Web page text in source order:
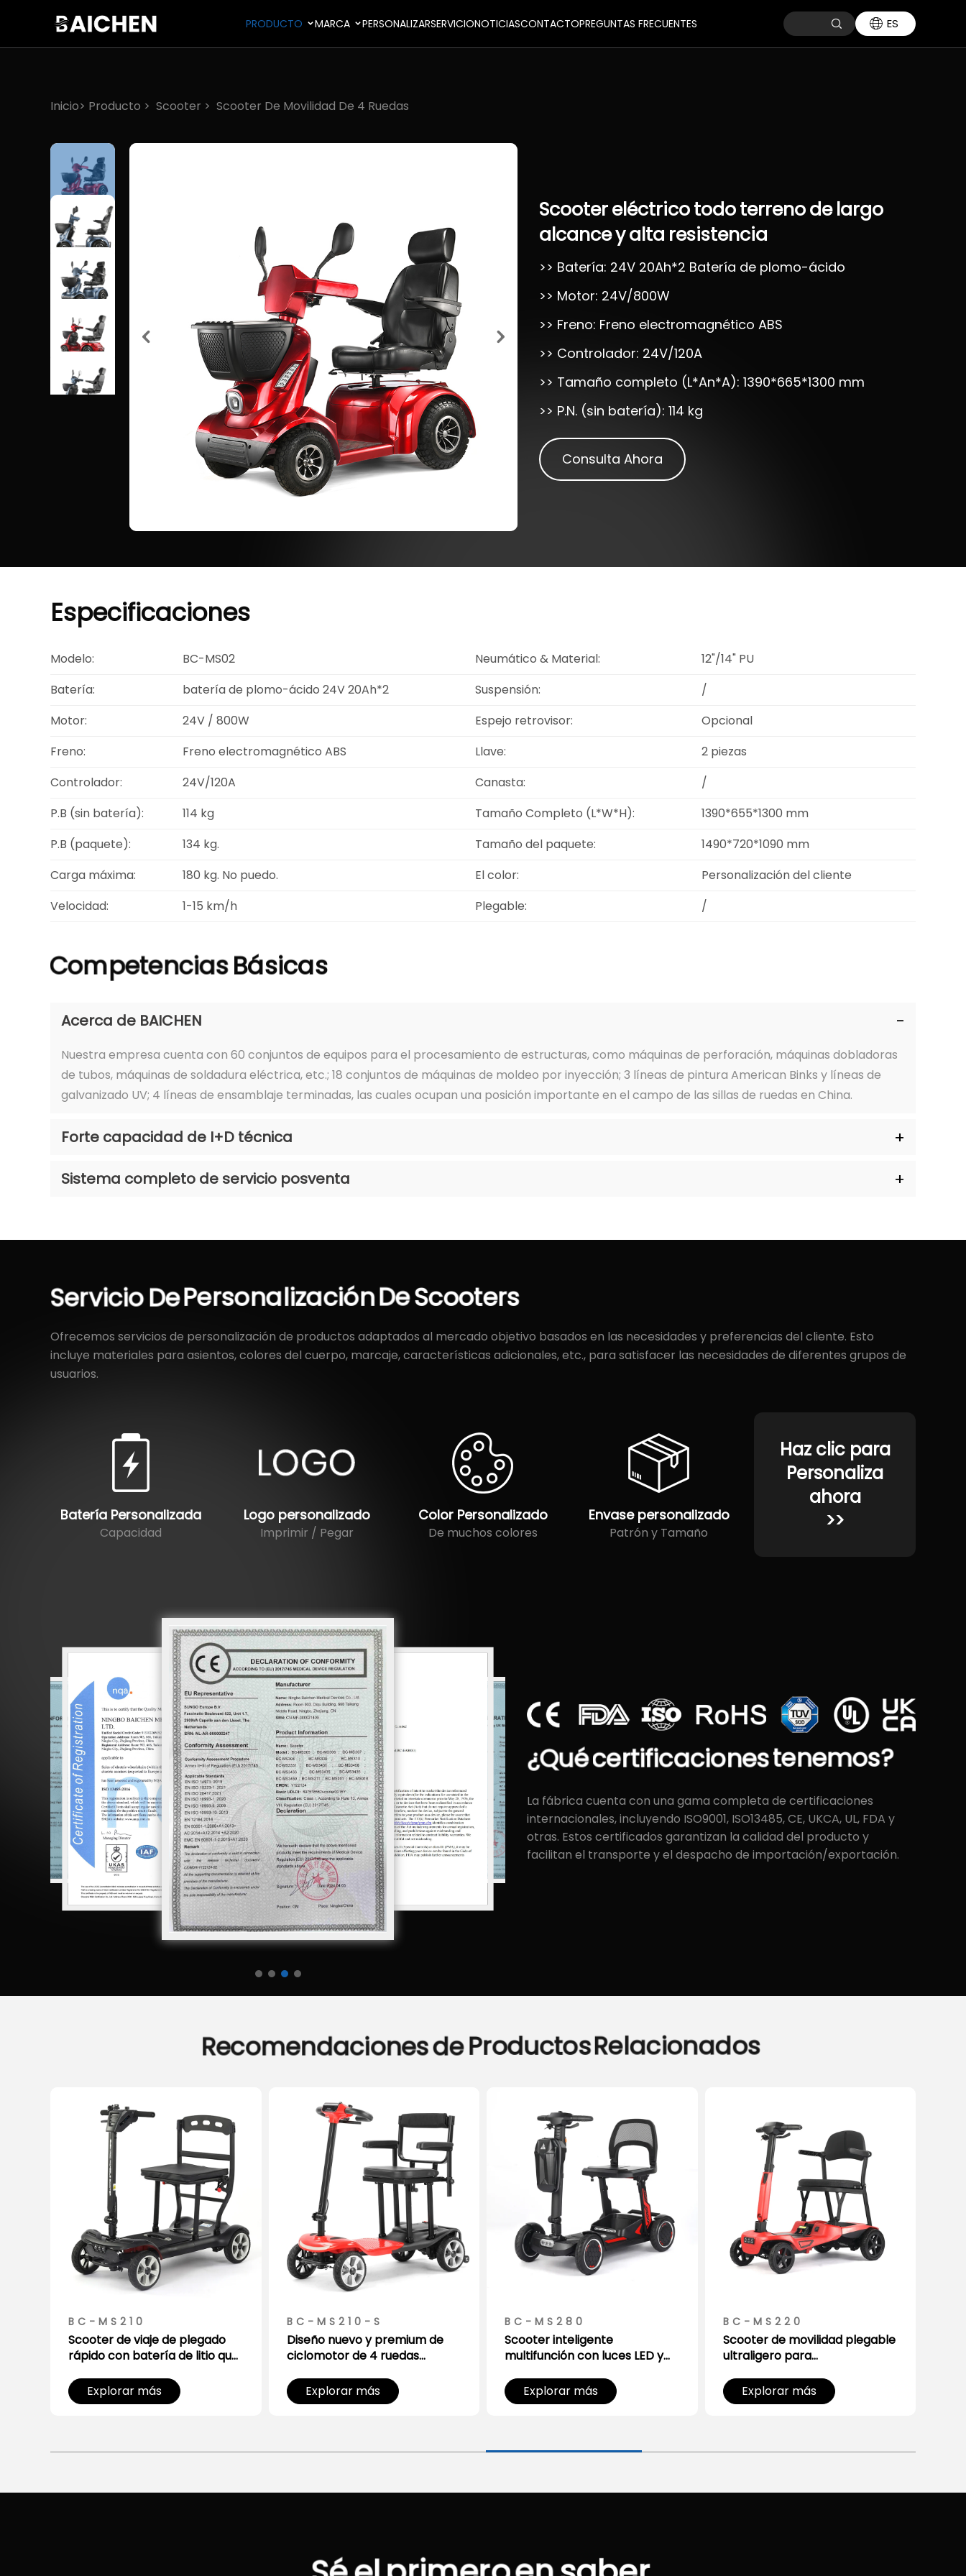
PRODUCTO MARCA PERSONALIZARSERVICIONOTICIASCONTACTOPREGUNTAS FRECUENTES ES
Inicio> Producto > Scooter > Scooter De Movilidad De 4 Ruedas
Scootereléctricotodoterrenodelargo
alcanceyalta resistencia
>> Batería: 24V 20Ah*2 Batería de plomo-ácido
>> Motor: 24V/800W
>> Freno: Freno electromagnético ABS
>> Controlador: 24V/120A
>> Tamaño completo (L*An*A): 1390*665*1300 mm
>> P.N. (sin batería): 114 kg
Consulta Ahora
Especificaciones
Modelo: BC-MS02 Neumático & Material:
12"/14" PU
Batería:
batería de plomo-ácido 24V 20Ah*2 Suspensión:
/
Motor:
24V / 800W Espejo retrovisor:
Opcional
Freno:
Freno electromagnético ABS Llave:
2 piezas
Controlador:
24V/120A Canasta:
/
P.B (sin batería):
114 kg Tamaño Completo (L*W*H):
1390*655*1300 mm
P.B (paquete):
134 kg. Tamaño del paquete:
1490*720*1090 mm
Carga máxima:
180 kg. No puedo. El color:
Personalización del cliente
Velocidad:
1-15 km/h Plegable: /
CompetenciasBásicas
Acerca de BAICHEN
Nuestra empresa cuenta con 60 conjuntos de equipos para el procesamiento de estructuras, como máquinas de perforación, máquinas dobladoras
de tubos, máquinas de soldadura eléctrica, etc.; 18 conjuntos de máquinas de moldeo por inyección; 3 líneas de pintura American Binks y líneas de
galvanizado UV; 4 líneas de ensamblaje terminadas, las cuales ocupan una posición importante en el campo de las sillas de ruedas en China.
Forte capacidad de I+D técnica
Sistema completo de servicio posventa
ServicioDePersonalizaciónDeScooters
Ofrecemos servicios de personalización de productos adaptados al mercado objetivo basados en las necesidades y preferencias del cliente. Esto
incluye materiales para asientos, colores del cuerpo, marcaje, características adicionales, etc., para satisfacer las necesidades de diferentes grupos de
usuarios.
Batería Personalizada
Capacidad
Logo personalizado
Imprimir / Pegar
Color Personalizado
De muchos colores
Envase personalizado
Patrón y Tamaño
Haz clic para
Personaliza
ahora
>>
¿Quécertificacionestenemos?
La fábrica cuenta con una gama completa de certificaciones
internacionales, incluyendo ISO9001, ISO13485, CE, UKCA, UL, FDA y
otras. Estos certificados garantizan la calidad del producto y
facilitan el transporte y el despacho de importación/exportación.
RecomendacionesdeProductosRelacionados
BC-MS210
Scooter de viaje de plegado
rápido con batería de litio que
Explorar más
BC-MS210-S
Diseño nuevo y premium de
ciclomotor de 4 ruedas
mayores
Explorar más
BC-MS280
Scooter inteligente
multifunción con luces LED y
Explorar más
BC-MS220
Scooter de movilidad plegable
ultraligero para
Explorar más